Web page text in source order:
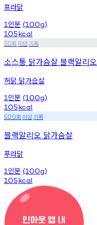
프라닭
1 인분 (100g)
105kcal
50회 미만기록
소스통 닭가슴살 블랙알리오
허닭 닭가슴살
1 인분 (100g)
105kcal
500회 이상기록
블랙알리오 닭가슴살
푸라닭
1 인분 (100g)
105kcal